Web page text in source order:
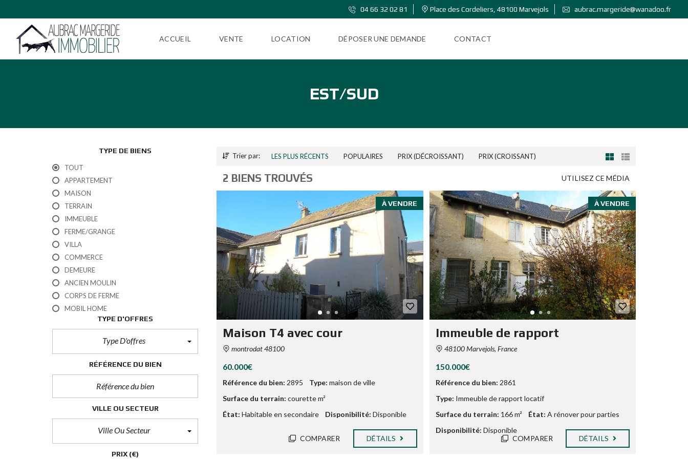
04 66 32 02 81 Place des Cordeliers, 48100 Marvejols aubrac.margeride@wanadoo.fr
ACCUEIL VENTE LOCATION DÉPOSER UNE DEMANDE CONTACT
EST/SUD
TYPE DE BIENS
TOUT
APPARTEMENT
MAISON
TERRAIN
IMMEUBLE
FERME/GRANGE
VILLA
COMMERCE
DEMEURE
ANCIEN MOULIN
CORPS DE FERME
MOBIL HOME
TYPE D'OFFRES
Type D'offres
RÉFÉRENCE DU BIEN
VILLE OU SECTEUR
Ville Ou Secteur
PRIX (€)
Trier par: LES PLUS RÉCENTS POPULAIRES PRIX (DÉCROISSANT) PRIX (CROISSANT)
UTILISEZ CE MÉDIA
2 BIENS TROUVÉS
À VENDRE
Maison T4 avec cour
montrodat 48100
60.000€
Référence du bien: 2895 Type: maison de ville
Surface du terrain: courette m²
État: Habitable en secondaire Disponibilité: Disponible
COMPARER DÉTAILS
À VENDRE
Immeuble de rapport
48100 Marvejols, France
150.000€
Référence du bien: 2861
Type: Immeuble de rapport locatif
Surface du terrain: 166 m² État: A rénover pour parties
Disponibilité: Disponible
COMPARER
DÉTAILS